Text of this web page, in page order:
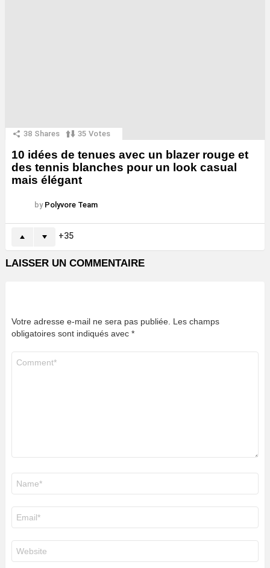
38 Shares 35 Votes
10 idées de tenues avec un blazer rouge et
des tennis blanches pour un look casual
mais élégant
by Polyvore Team
35
LAISSER UN COMMENTAIRE
Votre adresse e-mail ne sera pas publiée. Les champs
obligatoires sont indiqués avec *
mail
*
web